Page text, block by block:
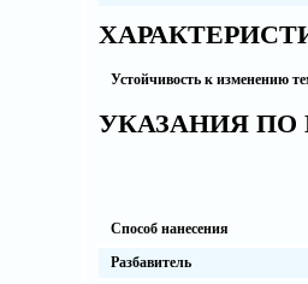
Устойчивость к изменению
УКАЗАНИЯ
Способ нанесения
Разбавитель